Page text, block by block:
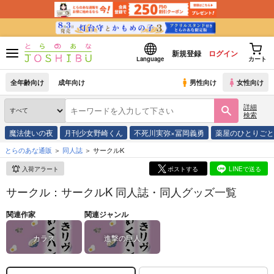
Language
新規登録 ログイン
カート
全年齢向け 成年向け 男性向け 女性向け
詳細
検索
魔法使いの夜 月刊少女野崎くん 不死川実弥×冨岡義勇 薬屋のひとりごと
とらのあな通販 同人誌 サークルK
入荷アラート ポストする LINEで送る
サークル：サークルK 同人誌・同人グッズ一覧
関連作家
カラス
関連ジャンル
進撃の巨人